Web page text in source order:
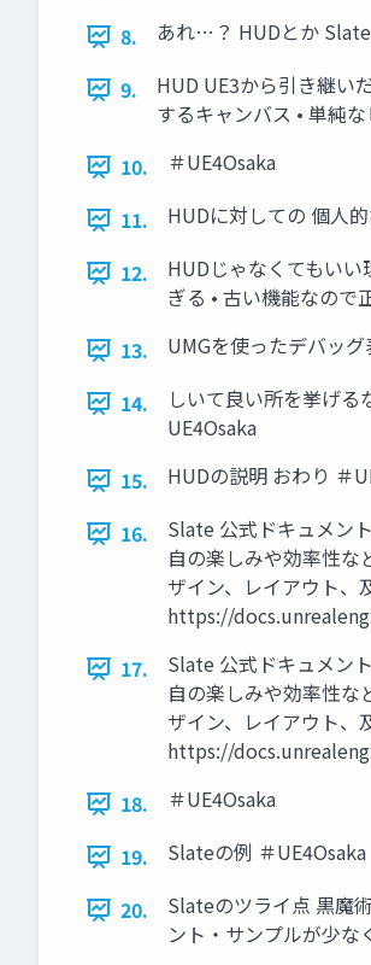
8.
あれ…？ HUDとか
9.
HUD UE3から引き継い
するキャンバス • 単純
10.
＃UE4Osaka
11.
HUDに対しての 個人
12.
HUDじゃなくてもい
ぎる • 古い機能なので
13.
UMGを使ったデバッ
14.
しいて良い所を挙げ
UE4Osaka
15.
HUDの説明 おわり ＃
16.
Slate 公式ドキュメン
自の楽しみや効率性な
ザイン、レイアウト、
https://
17.
Slate 公式ドキュメン
自の楽しみや効率性な
ザイン、レイアウト、
https://
18.
＃UE4Osaka
19.
Slateの例 ＃UE4Osaka
20.
Slateのツライ点 黒魔
ント・サンプルが少な